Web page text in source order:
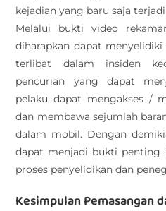
kejadian yang baru saja
Melalui bukti video
diharapkan dapat
terlibat dalam insiden
pencurian yang dapat
pelaku dapat mengakses /
dan membawa sejumlah
dalam mobil. Dengan
dapat menjadi bukti penting
proses penyelidikan dan
Kesimpulan Pemasangan